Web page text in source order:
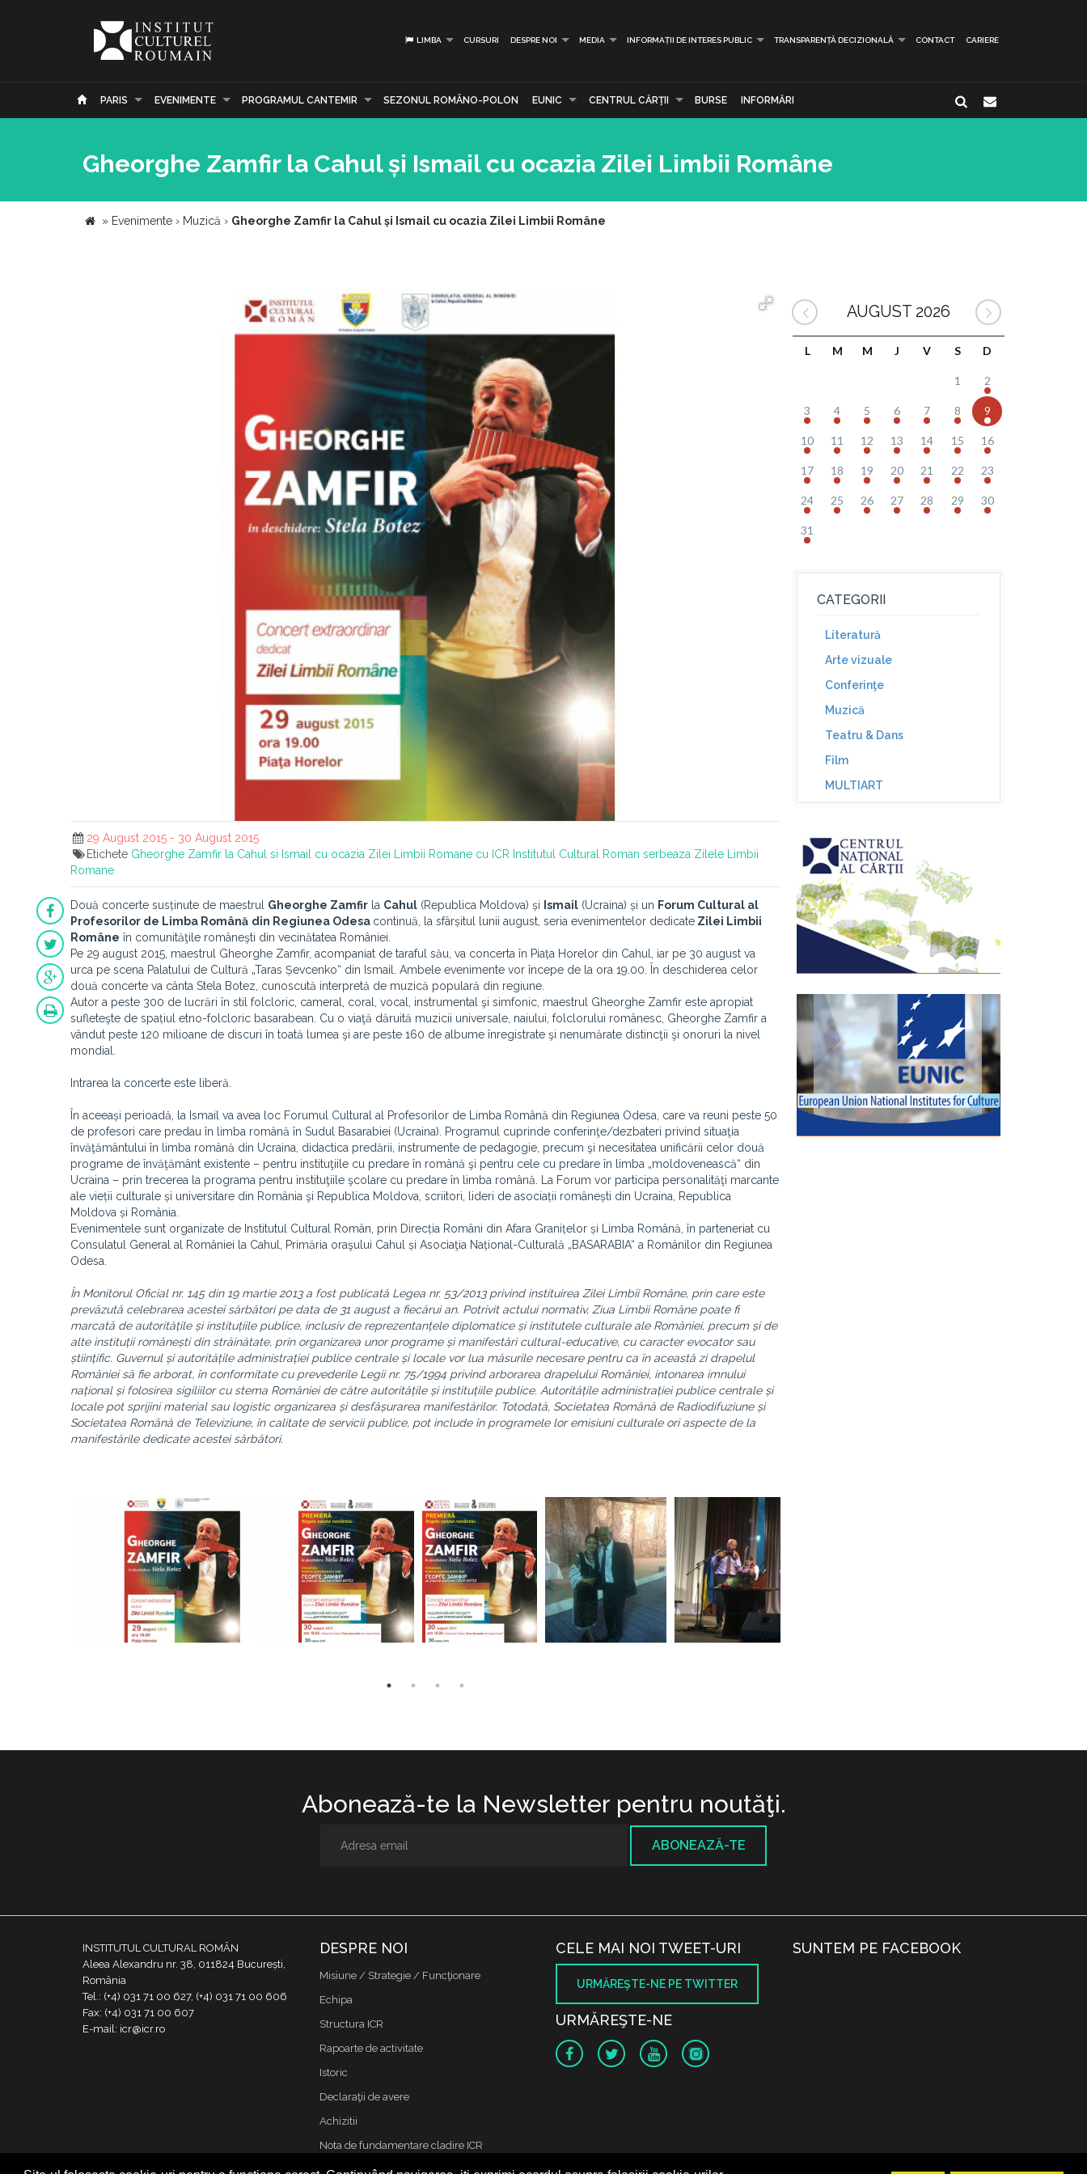
LIMBA CURSURI DESPRE NOI MEDIA INFORMAȚII DE INTERES PUBLIC TRANSPARENȚĂ DECIZIONALĂ CONTACT CARIERE
PARIS EVENIMENTE PROGRAMUL CANTEMIR SEZONUL ROMÂNO-POLON EUNIC CENTRUL CĂRŢII BURSE INFORMĂRI
Gheorghe Zamfir la Cahul și Ismail cu ocazia Zilei Limbii Române
» Evenimente › Muzică › Gheorghe Zamfir la Cahul și Ismail cu ocazia Zilei Limbii Române
29 August 2015 - 30 August 2015
Etichete Gheorghe Zamfir la Cahul si Ismail cu ocazia Zilei Limbii Romane cu ICR Institutul Cultural Roman serbeaza Zilele Limbii
Romane
Două concerte susținute de maestrul Gheorghe Zamfir la Cahul (Republica Moldova) și Ismail (Ucraina) și un Forum Cultural al
Profesorilor de Limba Română din Regiunea Odesa continuă, la sfârșitul lunii august, seria evenimentelor dedicate Zilei Limbii
Române în comunităţile româneşti din vecinătatea României.
Pe 29 august 2015, maestrul Gheorghe Zamfir, acompaniat de taraful său, va concerta în Piața Horelor din Cahul, iar pe 30 august va
urca pe scena Palatului de Cultură „Taras Șevcenko“ din Ismail. Ambele evenimente vor începe de la ora 19.00. În deschiderea celor
două concerte va cânta Stela Botez, cunoscută interpretă de muzică populară din regiune.
Autor a peste 300 de lucrări în stil folcloric, cameral, coral, vocal, instrumental şi simfonic, maestrul Gheorghe Zamfir este apropiat
sufleteşte de spațiul etno-folcloric basarabean. Cu o viaţă dăruită muzicii universale, naiului, folclorului românesc, Gheorghe Zamfir a
vândut peste 120 milioane de discuri în toată lumea şi are peste 160 de albume înregistrate şi nenumărate distincţii şi onoruri la nivel
mondial.
Intrarea la concerte este liberă.
În aceeași perioadă, la Ismail va avea loc Forumul Cultural al Profesorilor de Limba Română din Regiunea Odesa, care va reuni peste 50
de profesori care predau în limba română în Sudul Basarabiei (Ucraina). Programul cuprinde conferinţe/dezbateri privind situaţia
învăţământului în limba română din Ucraina, didactica predării, instrumente de pedagogie, precum şi necesitatea unificării celor două
programe de învăţământ existente – pentru instituţiile cu predare în română şi pentru cele cu predare în limba „moldovenească“ din
Ucraina – prin trecerea la programa pentru instituţiile şcolare cu predare în limba română. La Forum vor participa personalităţi marcante
ale vieții culturale și universitare din România şi Republica Moldova, scriitori, lideri de asociații românești din Ucraina, Republica
Moldova și România.
Evenimentele sunt organizate de Institutul Cultural Român, prin Direcția Români din Afara Granițelor și Limba Română, în parteneriat cu
Consulatul General al României la Cahul, Primăria oraşului Cahul și Asociaţia Național-Culturală „BASARABIA“ a Românilor din Regiunea
Odesa.
În Monitorul Oficial nr. 145 din 19 martie 2013 a fost publicată Legea nr. 53/2013 privind instituirea Zilei Limbii Române, prin care este
prevăzută celebrarea acestei sărbători pe data de 31 august a fiecărui an. Potrivit actului normativ, Ziua Limbii Române poate fi
marcată de autoritățile și instituțiile publice, inclusiv de reprezentanțele diplomatice și institutele culturale ale României, precum și de
alte instituții românești din străinătate, prin organizarea unor programe și manifestări cultural-educative, cu caracter evocator sau
științific. Guvernul și autoritățile administrației publice centrale și locale vor lua măsurile necesare pentru ca în această zi drapelul
României să fie arborat, în conformitate cu prevederile Legii nr. 75/1994 privind arborarea drapelului României, intonarea imnului
național și folosirea sigiliilor cu stema României de către autoritățile și instituțiile publice. Autoritățile administrației publice centrale și
locale pot sprijini material sau logistic organizarea și desfășurarea manifestărilor. Totodată, Societatea Română de Radiodifuziune și
Societatea Română de Televiziune, în calitate de servicii publice, pot include în programele lor emisiuni culturale ori aspecte de la
manifestările dedicate acestei sărbători.
AUGUST 2026
L M M J V S D
1 2
3 4 5 6 7 8 9
10 11 12 13 14 15 16
17 18 19 20 21 22 23
24 25 26 27 28 29 30
31
CATEGORII
Literatură
Arte vizuale
Conferinţe
Muzică
Teatru & Dans
Film
MULTIART
Abonează-te la Newsletter pentru noutăţi.
ABONEAZĂ-TE
INSTITUTUL CULTURAL ROMÂN
Aleea Alexandru nr. 38, 011824 București,
România
Tel.: (+4) 031 71 00 627, (+4) 031 71 00 606
Fax: (+4) 031 71 00 607
E-mail: icr@icr.ro
DESPRE NOI
Misiune / Strategie / Funcţionare
Echipa
Structura ICR
Rapoarte de activitate
Istoric
Declaraţii de avere
Achizitii
Nota de fundamentare cladire ICR
Contact
CELE MAI NOI TWEET-URI
URMĂREŞTE-NE PE TWITTER
URMĂREŞTE-NE
SUNTEM PE FACEBOOK